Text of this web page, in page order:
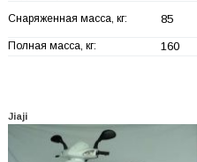
Снаряженная масса, кг: 85
Полная масса, кг: 160
Jiaji